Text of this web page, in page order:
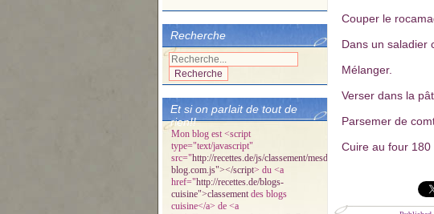
Recherche
Et si on parlait de tout de
rien!!
Mon blog est <script
type="text/javascript"
src="http://recettes.de/js/classement/mesdelicesparadisiaques.over-
blog.com.js"></script> du <a
href="http://recettes.de/blogs-
cuisine">classement des blogs
cuisine</a> de <a
Couper le
Dans un saladier
Mélanger.
Verser dans la
Parsemer de
Cuire au four 180